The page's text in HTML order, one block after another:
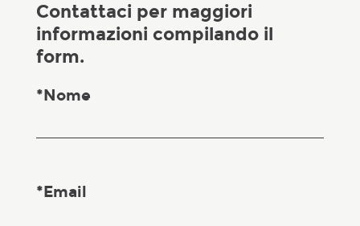
Contattaci per maggiori
informazioni compilando il
form.
*Nome
*Email